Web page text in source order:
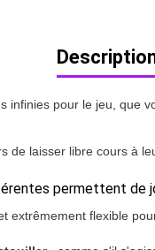
infinies pour le jeu, que
de laisser libre cours à
permettent de
extrêmement flexible